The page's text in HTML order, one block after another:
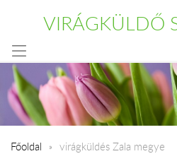
VIRÁGKÜLDŐ
Főoldal virágküldés Zala megye